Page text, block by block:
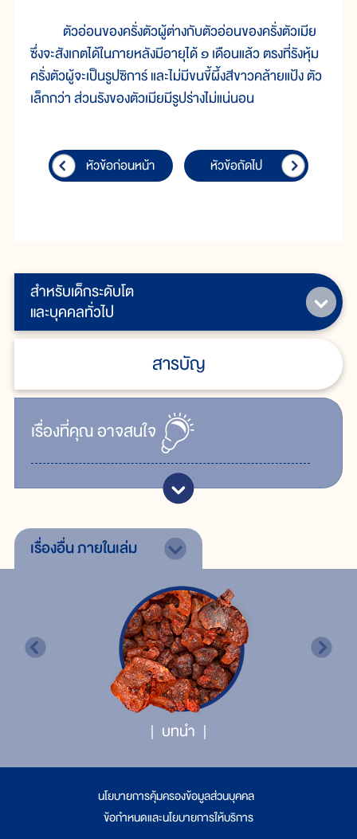
สำหรับเด็กระดับโต
และบุคคลทั่วไป
สารบัญ
เรื่ิองที่คุณอาจสนใจ
ตัวอ่อนของครั่งตัวผู้ต่างกับตัวอ่อนของครั่งตัวเมีย
ซึ่งจะสังเกตได้ในภายหลังมีอายุได้ ๑ เดือนแล้ว ตรงที่รังหุ้ม
ครั่งตัวผู้จะเป็นรูปซิการ์ และไม่มีขนขี้ผึ้งสีขาวคล้ายแป้ง ตัว
เล็กกว่า ส่วนรังของตัวเมียมีรูปร่างไม่แน่นอน
หัวข้อก่อนหน้า หัวข้อถัดไป
เรื่องอื่นภายในเล่ม
บทนำ
นโยบายการคุ้มครองข้อมูลส่วนบุคคล
ข้อกำหนดและนโยบายการให้บริการ